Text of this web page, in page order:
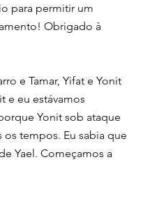
para permitir um
Obrigado à
e Tamar, Yifat e Yonit
e eu estávamos
Yonit sob ataque
tempos. Eu sabia que
Yael. Começamos a